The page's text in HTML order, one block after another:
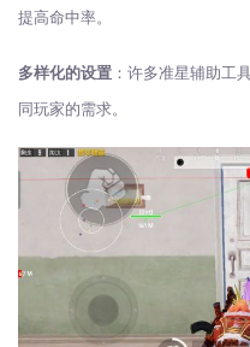
提高命中率。
多样化的设置 ：许多准星辅助工
同玩家的需求。